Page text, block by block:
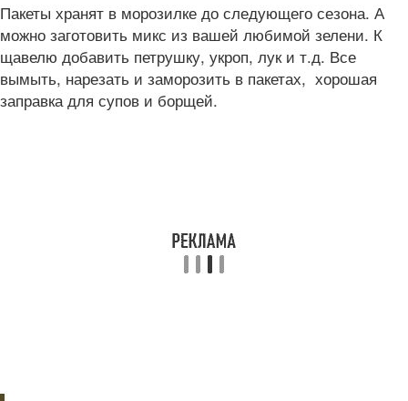
Пакеты хранят в морозилке до следующего сезона. А
можно заготовить микс из вашей любимой зелени. К
щавелю добавить петрушку, укроп, лук и т.д. Все
вымыть, нарезать и заморозить в пакетах, хорошая
заправка для супов и борщей.